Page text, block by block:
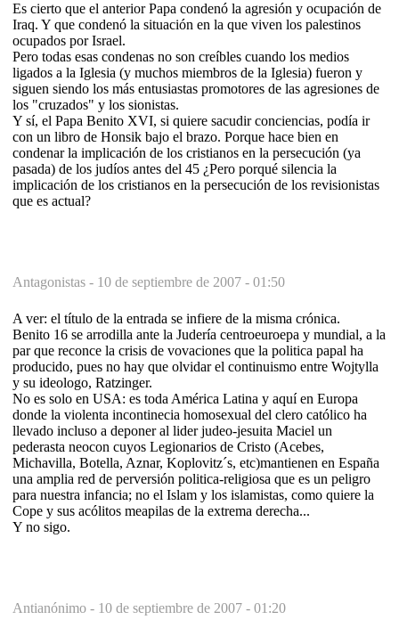
Es cierto que el anterior Papa condenó la agresión y ocupación de
Iraq. Y que condenó la situación en la que viven los palestinos
ocupados por Israel.
Pero todas esas condenas no son creíbles cuando los medios
ligados a la Iglesia (y muchos miembros de la Iglesia) fueron y
siguen siendo los más entusiastas promotores de las agresiones de
los "cruzados" y los sionistas.
Y sí, el Papa Benito XVI, si quiere sacudir conciencias, podía ir
con un libro de Honsik bajo el brazo. Porque hace bien en
condenar la implicación de los cristianos en la persecución (ya
pasada) de los judíos antes del 45 ¿Pero porqué silencia la
implicación de los cristianos en la persecución de los revisionistas
que es actual?
Antagonistas - 10 de septiembre de 2007 - 01:50
A ver: el título de la entrada se infiere de la misma crónica.
Benito 16 se arrodilla ante la Judería centroeuroepa y mundial, a la
par que reconce la crisis de vovaciones que la politica papal ha
producido, pues no hay que olvidar el continuismo entre Wojtylla
y su ideologo, Ratzinger.
No es solo en USA: es toda América Latina y aquí en Europa
donde la violenta incontinecia homosexual del clero católico ha
llevado incluso a deponer al lider judeo-jesuita Maciel un
pederasta neocon cuyos Legionarios de Cristo (Acebes,
Michavilla, Botella, Aznar, Koplovitz´s, etc)mantienen en España
una amplia red de perversión politica-religiosa que es un peligro
para nuestra infancia; no el Islam y los islamistas, como quiere la
Cope y sus acólitos meapilas de la extrema derecha...
Y no sigo.
Antianónimo - 10 de septiembre de 2007 - 01:20